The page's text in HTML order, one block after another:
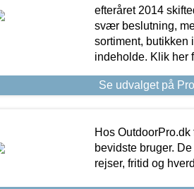
efteråret 2014
svær beslutning,
sortiment, butikken
indeholde. Klik her
Se udvalget på
Hos
bevidste bruger.
rejser, fritid og